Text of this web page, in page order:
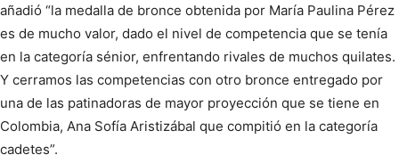
añadió “la medalla de bronce obtenida por María Paulina Pérez
es de mucho valor, dado el nivel de competencia que se tenía
en la categoría sénior, enfrentando rivales de muchos quilates.
Y cerramos las competencias con otro bronce entregado por
una de las patinadoras de mayor proyección que se tiene en
Colombia, Ana Sofía Aristizábal que compitió en la categoría
cadetes”.